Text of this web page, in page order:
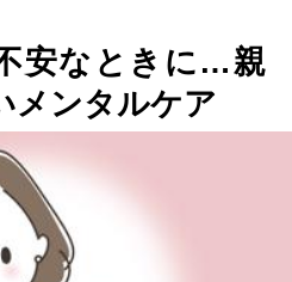
安なときに…親
メンタルケア